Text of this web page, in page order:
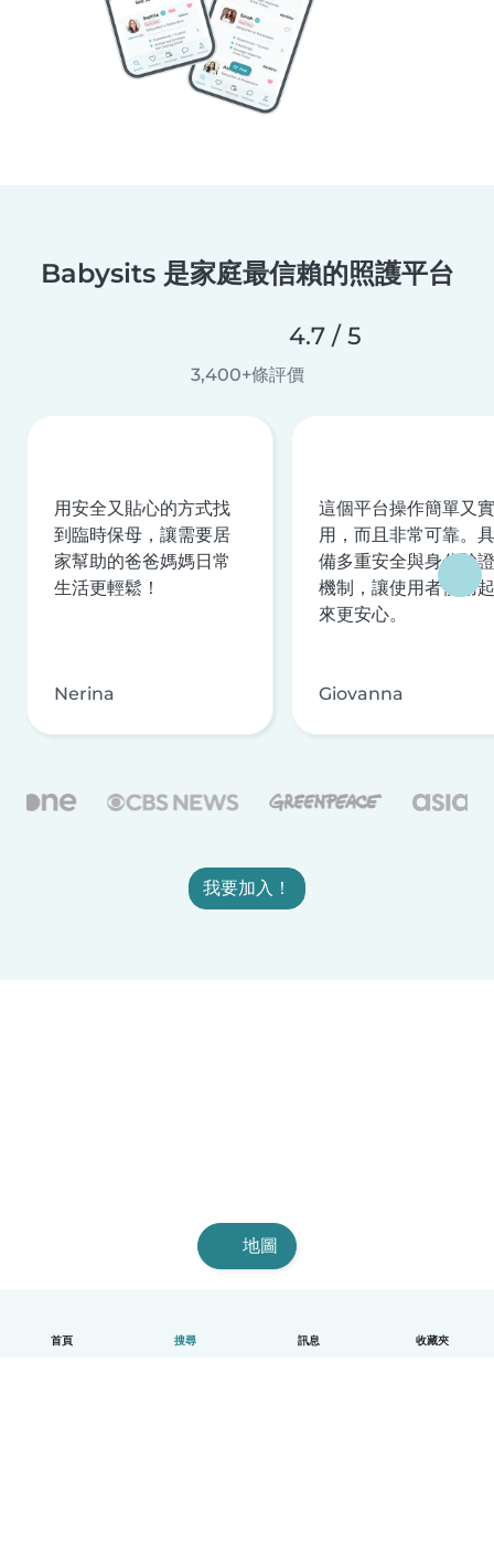
首頁 搜尋 訊息 收藏夾
Babysits 是家庭最信賴的照護平台
4.7 / 5
3,400+條評價
用安全又貼心的方式找
到臨時保母，讓需要居
家幫助的爸爸媽媽日常
生活更輕鬆！
Nerina
這個平台操作簡單又實
用，而且非常可靠。具
備多重安全與身分驗證
機制，讓使用者使用起
來更安心。
Giovanna
我要加入！
地圖